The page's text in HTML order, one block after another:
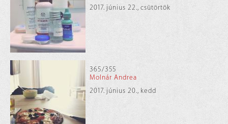
2017. június 22., csütörtök
365/355
Molnár Andrea
2017. június 20., kedd